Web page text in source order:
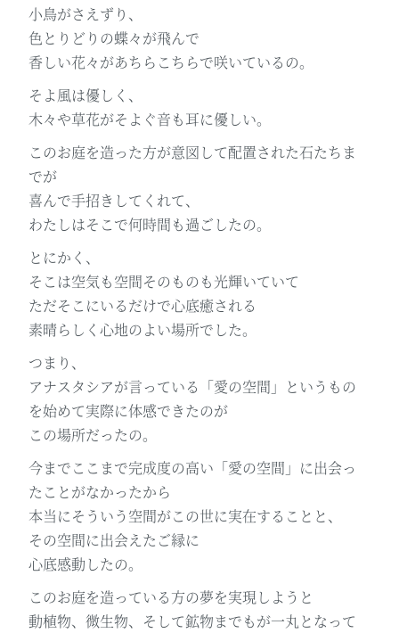
小鳥がさえずり、
色とりどりの蝶々が飛んで
香しい花々があちらこちらで咲いているの。
そよ風は優しく、
木々や草花がそよぐ音も耳に優しい。
このお庭を造った方が意図して配置された石たちま
でが
喜んで手招きしてくれて、
わたしはそこで何時間も過ごしたの。
とにかく、
そこは空気も空間そのものも光輝いていて
ただそこにいるだけで心底癒される
素晴らしく心地のよい場所でした。
つまり、
アナスタシアが言っている「愛の空間」というもの
を始めて実際に体感できたのが
この場所だったの。
今までここまで完成度の高い「愛の空間」に出会っ
たことがなかったから
本当にそういう空間がこの世に実在することと、
その空間に出会えたご縁に
心底感動したの。
このお庭を造っている方の夢を実現しようと
動植物、微生物、そして鉱物までもが一丸となって